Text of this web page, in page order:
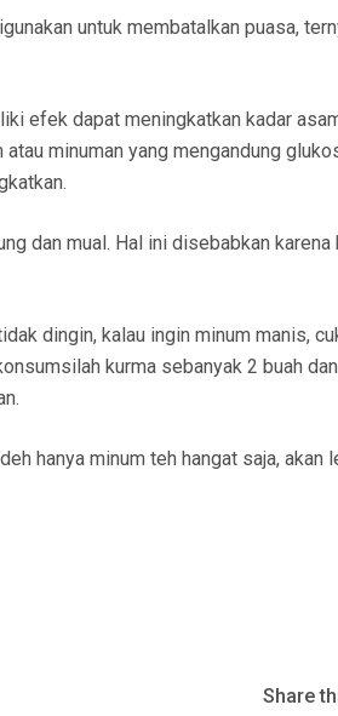
untuk membatalkan puasa,
efek dapat meningkatkan kadar
minuman yang mengandung
dan mual. Hal ini disebabkan karena
dingin, kalau ingin minum manis,
kurma sebanyak 2 buah
hanya minum teh hangat saja, akan
Share